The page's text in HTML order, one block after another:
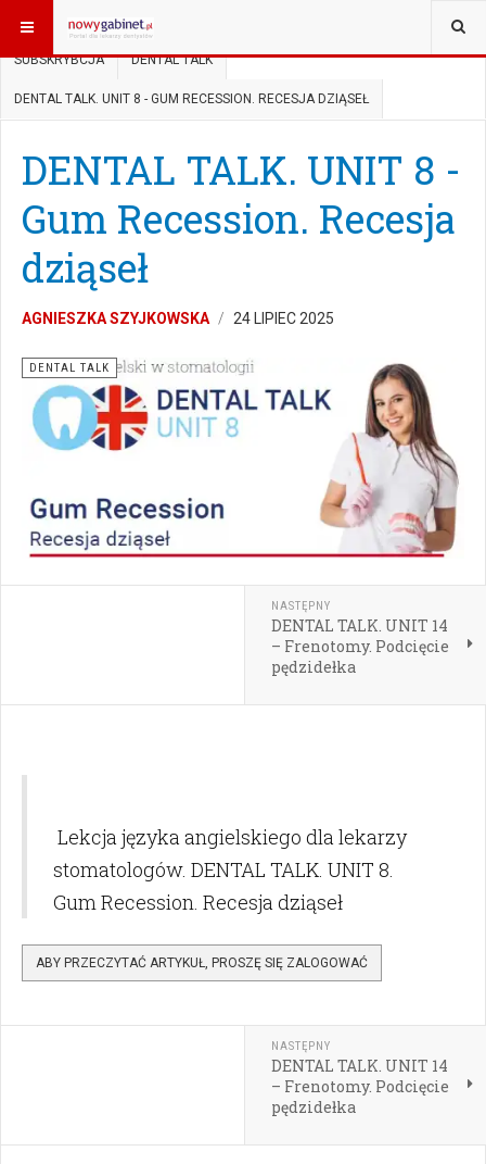
JESTEŚ TUTAJ: START
SUBSKRYBCJA DENTAL TALK
DENTAL TALK. UNIT 8 - GUM RECESSION. RECESJA DZIĄSEŁ
DENTAL TALK. UNIT 8 -
Gum Recession. Recesja
dziąseł
AGNIESZKA SZYJKOWSKA 24 LIPIEC 2025
DENTAL TALK
NASTĘPNY
DENTAL TALK. UNIT 14
– Frenotomy. Podcięcie
pędzidełka
Lekcja języka angielskiego dla lekarzy
stomatologów. DENTAL TALK. UNIT 8.
Gum Recession. Recesja dziąseł
ABY PRZECZYTAĆ ARTYKUŁ, PROSZĘ SIĘ ZALOGOWAĆ
NASTĘPNY
DENTAL TALK. UNIT 14
– Frenotomy. Podcięcie
pędzidełka